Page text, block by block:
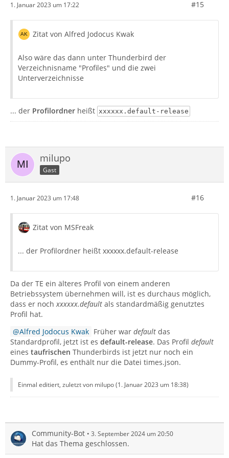
1. Januar 2023 um 17:22 #15
Zitat von Alfred Jodocus Kwak
Also wäre das dann unter Thunderbird der
Verzeichnisname "Profiles" und die zwei
Unterverzeichnisse
... der Profilordner heißt xxxxxx.default-release
milupo
Gast
1. Januar 2023 um 17:48 #16
Zitat von MSFreak
... der Profilordner heißt xxxxxx.default-release
Da der TE ein älteres Profil von einem anderen
Betriebssystem übernehmen will, ist es durchaus möglich,
dass er nochxxxxxx.default als standardmäßig genutztes
Profil hat.
Alfred Jodocus Kwak Früher war default das
Standardprofil, jetzt ist es default-release. Das Profil default
eines taufrischen Thunderbirds ist jetzt nur noch ein
Dummy-Profil, es enthält nur die Datei times.json.
Einmal editiert, zuletzt von milupo (1. Januar 2023 um 18:38)
Community-Bot 3. September 2024 um 20:50
Hat das Thema geschlossen.